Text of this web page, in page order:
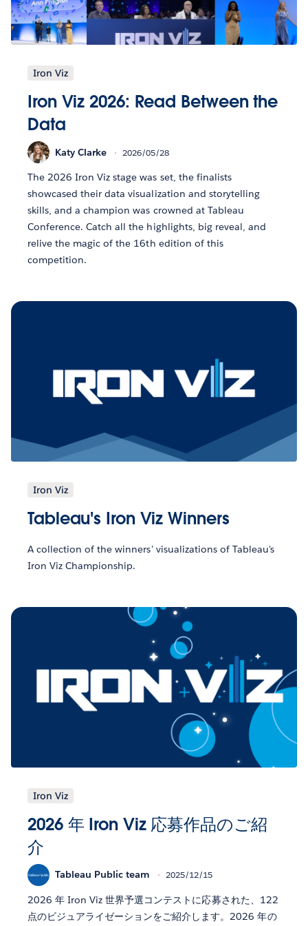
Iron Viz
Iron Viz 2026: Read Between the
Data
Katy Clarke 2026/05/28
The 2026 Iron Viz stage was set, the finalists
showcased their data visualization and storytelling
skills, and a champion was crowned at Tableau
Conference. Catch all the highlights, big reveal, and
relive the magic of the 16th edition of this
competition.
Iron Viz
Tableau's Iron Viz Winners
A collection of the winners' visualizations of Tableau's
Iron Viz Championship.
Iron Viz
2026 年 Iron Viz 応募作品のご紹
介
Tableau Public team 2025/12/15
2026 年 Iron Viz 世界予選コンテストに応募された、122
点のビジュアライゼーションをご紹介します。2026 年の